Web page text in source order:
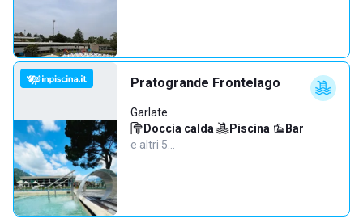
Pratogrande Frontelago
Garlate
Doccia calda· Piscina· Bar·
e altri 5…